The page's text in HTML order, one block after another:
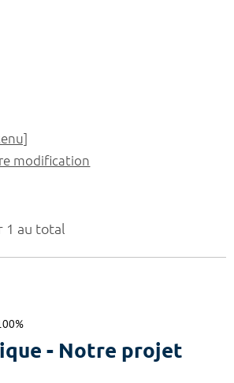
1 au total
- Notre projet
modification